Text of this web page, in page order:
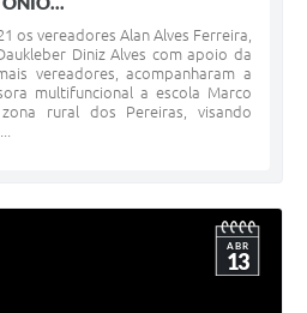
os vereadores Alan Alves Ferreira,
Diniz Alves com apoio da
vereadores, acompanharam a
multifuncional a escola Marco
rural dos Pereiras, visando
ABR
13